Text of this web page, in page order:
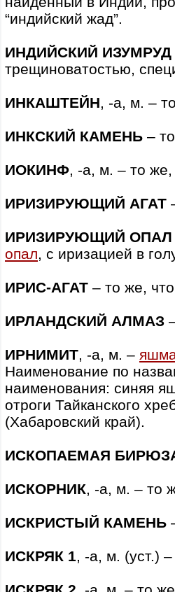
“индийский жад”.
ИНДИЙСКИЙ ИЗУМРУД
трещиноватостью,
ИНКАШТЕЙН, -а, м. –
ИНКСКИЙ КАМЕНЬ –
ИОКИНФ, -а, м. – то
ИРИЗИРУЮЩИЙ АГАТ
ИРИЗИРУЮЩИЙ ОПАЛ
опал, с иризацией в
ИРИС-АГАТ – то же,
ИРЛАНДСКИЙ АЛМАЗ
ИРНИМИТ, -а, м. –
Наименование по
наименования: синяя
отроги Тайканского
(Хабаровский край).
ИСКОПАЕМАЯ
ИСКОРНИК, -а, м. – то
ИСКРИСТЫЙ КАМЕНЬ
ИСКРЯК 1, -а, м. (уст.)